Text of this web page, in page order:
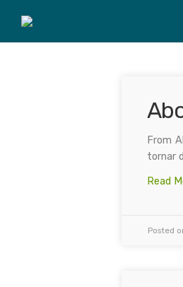
From
tornar
Read
Posted